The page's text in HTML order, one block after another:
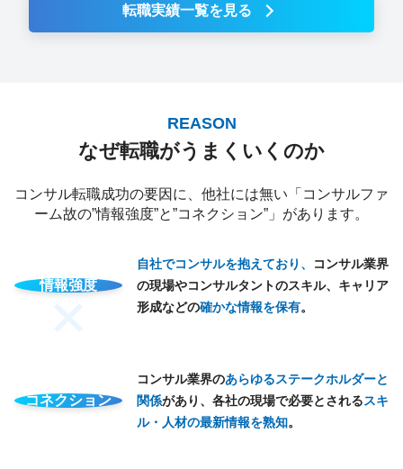
転職実績一覧を見る
REASON
なぜ転職がうまくいくのか
コンサル転職成功の要因に、他社には無い「コンサルファ
ーム故の”情報強度”と”コネクション”」があります。
情報強度
自社でコンサルを抱えており、
コンサル業界
の現場やコンサルタントのスキル、キャリア
形成などの確かな情報を保有。
コネクション
コンサル業界のあらゆるステークホルダーと
関係があり、各社の現場で必要とされるスキ
ル・人材の最新情報を熟知。